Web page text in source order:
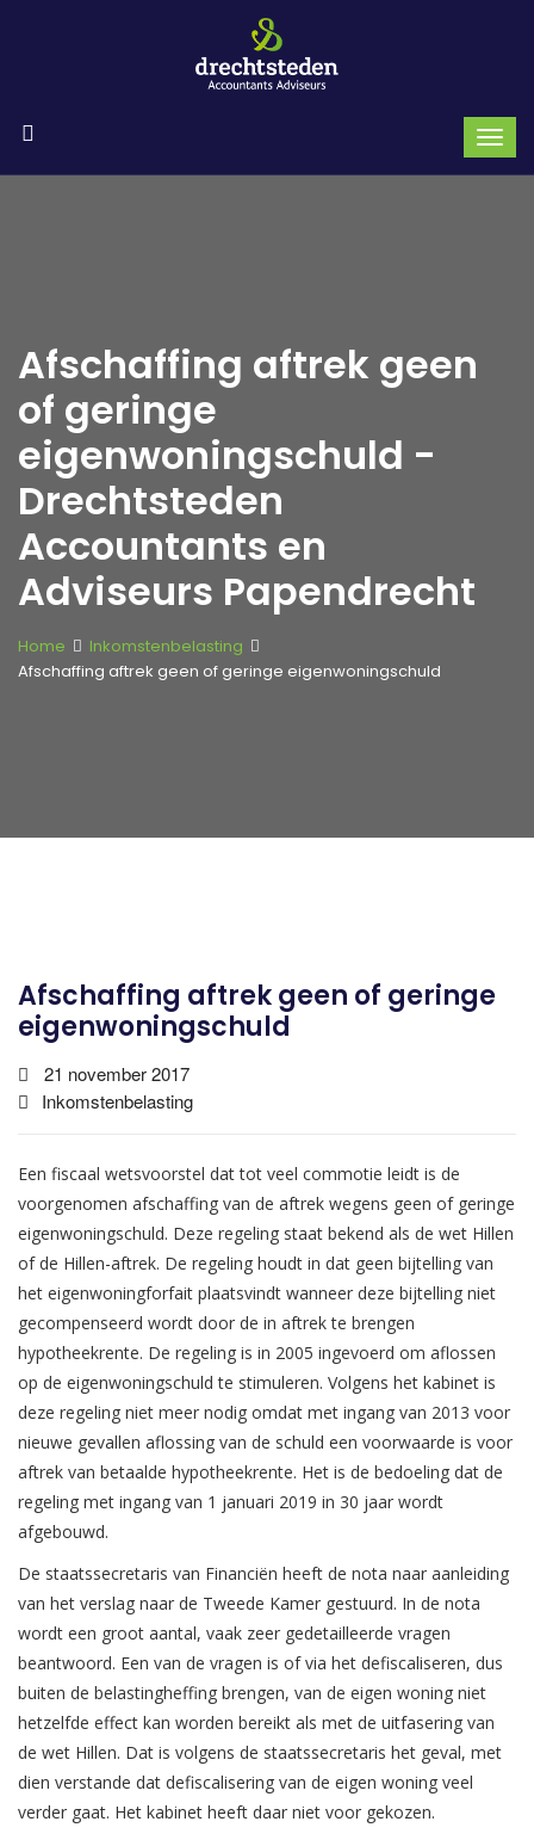
Afschaffing aftrek geen
of geringe
eigenwoningschuld -
Drechtsteden
Accountants en
Adviseurs Papendrecht
Home
Inkomstenbelasting
Afschaffing aftrek geen of geringe eigenwoningschuld
Afschaffing aftrek geen of geringe
eigenwoningschuld
21 november 2017
Inkomstenbelasting
Een fiscaal wetsvoorstel dat tot veel commotie leidt is de
voorgenomen afschaffing van de aftrek wegens geen of geringe
eigenwoningschuld. Deze regeling staat bekend als de wet Hillen
of de Hillen-aftrek. De regeling houdt in dat geen bijtelling van
het eigenwoningforfait plaatsvindt wanneer deze bijtelling niet
gecompenseerd wordt door de in aftrek te brengen
hypotheekrente. De regeling is in 2005 ingevoerd om aflossen
op de eigenwoningschuld te stimuleren. Volgens het kabinet is
deze regeling niet meer nodig omdat met ingang van 2013 voor
nieuwe gevallen aflossing van de schuld een voorwaarde is voor
aftrek van betaalde hypotheekrente. Het is de bedoeling dat de
regeling met ingang van 1 januari 2019 in 30 jaar wordt
afgebouwd.
De staatssecretaris van Financiën heeft de nota naar aanleiding
van het verslag naar de Tweede Kamer gestuurd. In de nota
wordt een groot aantal, vaak zeer gedetailleerde vragen
beantwoord. Een van de vragen is of via het defiscaliseren, dus
buiten de belastingheffing brengen, van de eigen woning niet
hetzelfde effect kan worden bereikt als met de uitfasering van
de wet Hillen. Dat is volgens de staatssecretaris het geval, met
dien verstande dat defiscalisering van de eigen woning veel
verder gaat. Het kabinet heeft daar niet voor gekozen.